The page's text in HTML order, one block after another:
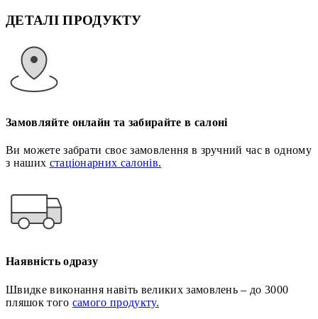
ДЕТАЛІ ПРОДУКТУ
Замовляйте онлайн та забирайте в салоні
Ви можете забрати своє замовлення в зручний час в одному
з наших стаціонарних салонів.
Наявність одразу
Швидке виконання навіть великих замовлень – до 3000
пляшок того самого продукту.